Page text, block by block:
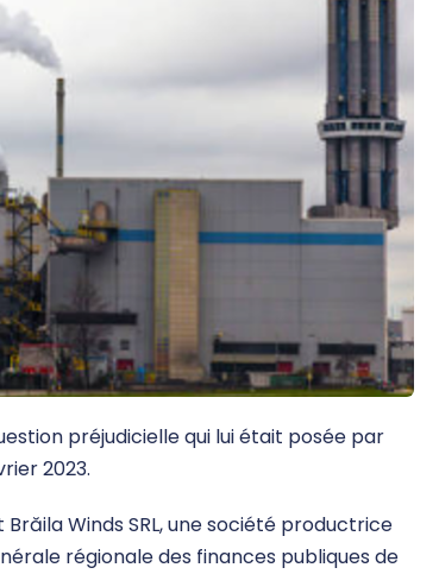
préjudicielle qui lui était posée par
2023.
Winds SRL, une société productrice
régionale des finances publiques de